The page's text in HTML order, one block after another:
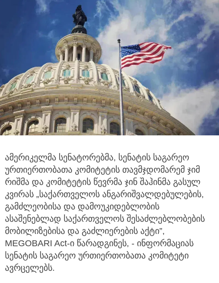
ამერიკელმა სენატორებმა, სენატის საგარეო
ურთიერთობათა კომიტეტის თავმჯდომარემ ჯიმ
რიშმა და კომიტეტის წევრმა ჯინ შაჰინმა გასულ
კვირას „საქართველოს ანგარიშვალდებულების,
გამძლეობისა და დამოუკიდებლობის
ასაშენებლად საქართველოს შესაძლებლობების
მობილიზებისა და გაძლიერების აქტი”,
MEGOBARI Act-ი წარადგინეს, - ინფორმაციას
სენატის საგარეო ურთიერთობათა კომიტეტი
ავრცელებს.